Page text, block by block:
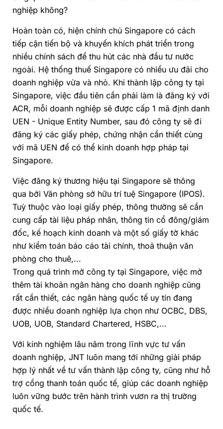
nghiệp không?
Hoàn toàn có, hiện chính chủ Singapore có cách
tiếp cận tiến bộ và khuyến khích phát triển trong
nhiều chính sách để thu hút các nhà đầu tư nước
ngoài. Hệ thống thuế Singapore có nhiều ưu đãi cho
doanh nghiệp vừa và nhỏ. Khi thành lập công ty tại
Singapore, việc đầu tiên cần phải làm là đăng ký với
ACR, mỗi doanh nghiệp sẽ được cấp 1 mã định danh
UEN - Unique Entity Number, sau đó công ty sẽ đi
đăng ký các giấy phép, chứng nhận cần thiết cùng
với mã UEN để có thể kinh doanh hợp pháp tại
Singapore.
Việc đăng ký thương hiệu tại Singapore sẽ thông
qua bởi Văn phòng sở hữu trí tuệ Singapore (IPOS).
Tuỳ thuộc vào loại giấy phép, thông thường sẽ cần
cung cấp tài liệu pháp nhân, thông tin cổ đông/giám
đốc, kế hoạch kinh doanh và một số giấy tờ khác
như kiểm toán báo cáo tài chính, thoả thuận văn
phòng cho thuê,...
Trong quá trình mở công ty tại Singapore, việc mở
thêm tài khoản ngân hàng cho doanh nghiệp cũng
rất cần thiết, các ngân hàng quốc tế uy tín đang
được nhiều doanh nghiệp lựa chọn như OCBC, DBS,
UOB, UOB, Standard Chartered, HSBC,...
Với kinh nghiệm lâu năm trong lĩnh vực tư vấn
doanh nghiệp, JNT luôn mang tới những giải pháp
hợp lý nhất về tư vấn thành lập công ty, cũng như hỗ
trợ cổng thanh toán quốc tế, giúp các doanh nghiệp
luôn vững bước trên hành trình vươn ra thị trường
quốc tế.